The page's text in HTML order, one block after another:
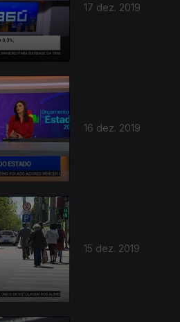
17 dez. 2019
16 dez. 2019
15 dez. 2019